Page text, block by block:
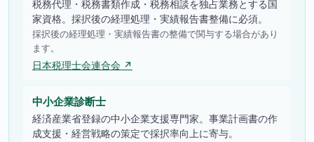
税務代理・税務書類作成・税務相談を独占業務とする国
家資格。採択後の経理処理・実績報告書整備に必須。
採択後の経理処理・実績報告書の整備で関与する場合があり
ます。
日本税理士会連合会 ↗
中小企業診断士
経済産業省登録の中小企業支援専門家。事業計画書の作
成支援・経営戦略の策定で採択率向上に寄与。